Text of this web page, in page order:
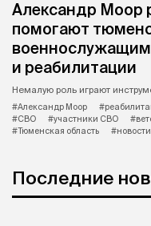
Александр Моор
помогают
и реабилитации
Немалую роль играют
#Александр Моор
#СВО
#участники СВО
#Тюменская область
Последние